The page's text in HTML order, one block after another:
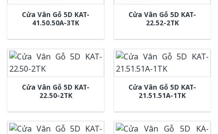
Cửa Vân Gỗ 5D KAT-
41.50.50A-3TK
Cửa Vân Gỗ 5D KAT-
22.52-2TK
Cửa Vân Gỗ 5D KAT-
22.50-2TK
Cửa Vân Gỗ 5D KAT-
21.51.51A-1TK